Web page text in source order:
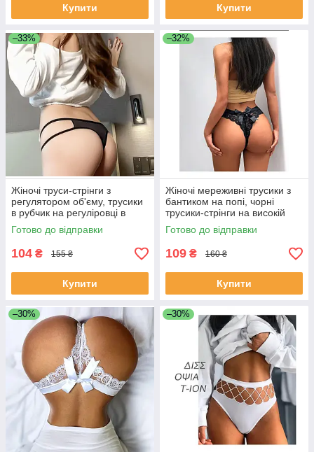
Купити Купити
–33%
Жіночі труси-стрінги з
регулятором об'єму, трусики
в рубчик на регуліровці в
асортименті
Готово до відправки
104 ₴ 155 ₴
Купити
–32%
Жіночі мереживні трусики з
бантиком на попі, чорні
трусики-стрінги на високій
посадці M
Готово до відправки
109 ₴ 160 ₴
Купити
–30% –30%